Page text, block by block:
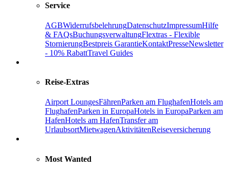
Service
AGBWiderrufsbelehrungDatenschutzImpressumHilfe
& FAQsBuchungsverwaltungFlextras - Flexible
StornierungBestpreis GarantieKontaktPresseNewsletter
- 10% RabattTravel Guides
Reise-Extras
Airport LoungesFährenParken am FlughafenHotels am
FlughafenParken in EuropaHotels in EuropaParken am
HafenHotels am HafenTransfer am
UrlaubsortMietwagenAktivitätenReiseversicherung
Most Wanted